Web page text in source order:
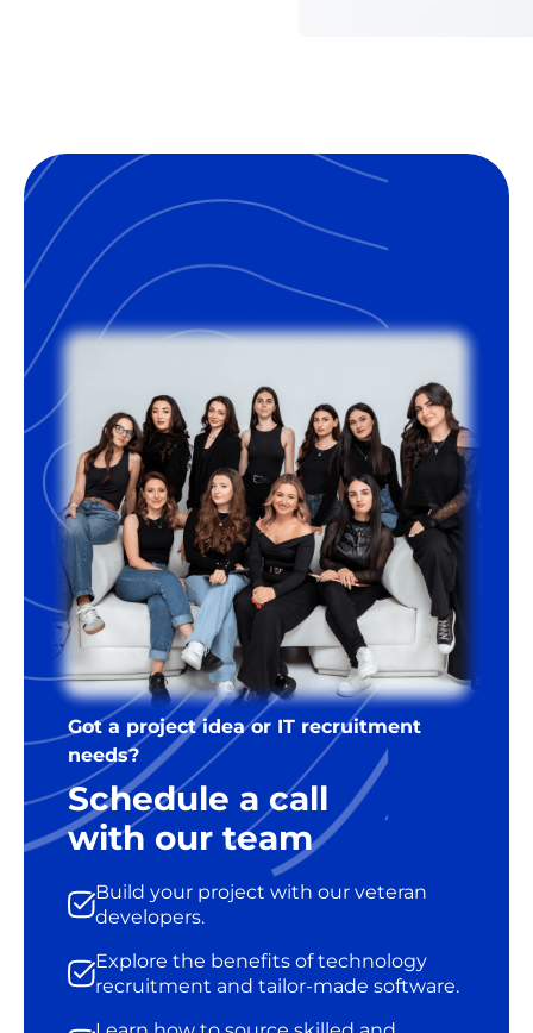
Got a project idea or IT recruitment
needs?
Schedule a call
with our team
Build your project with our veteran
developers.
Explore the benefits of technology
recruitment and tailor-made software.